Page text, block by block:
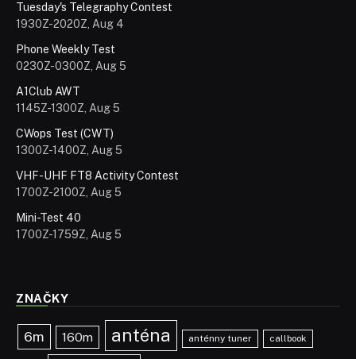
Tuesday's Telegraphy Contest
1930Z-2020Z, Aug 4
Phone Weekly Test
0230Z-0300Z, Aug 5
A1Club AWT
1145Z-1300Z, Aug 5
CWops Test (CWT)
1300Z-1400Z, Aug 5
VHF-UHF FT8 Activity Contest
1700Z-2100Z, Aug 5
Mini-Test 40
1700Z-1759Z, Aug 5
ZNAČKY
6m 160m anténa anténny tuner callbook